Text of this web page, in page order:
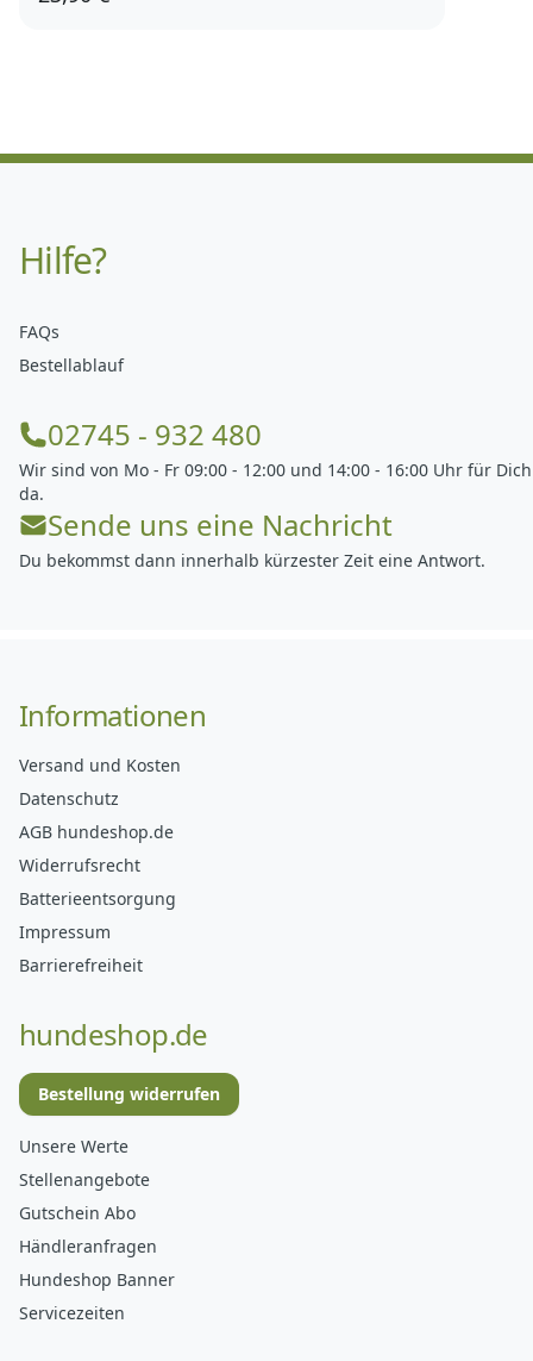
Hilfe?
FAQs
Bestellablauf
02745 - 932 480
Wir sind von Mo - Fr 09:00 - 12:00 und 14:00 - 16:00 Uhr für Dich
da.
Sende uns eine Nachricht
Du bekommst dann innerhalb kürzester Zeit eine Antwort.
Informationen
Versand und Kosten
Datenschutz
AGB hundeshop.de
Widerrufsrecht
Batterieentsorgung
Impressum
Barrierefreiheit
hundeshop.de
Bestellung widerrufen
Unsere Werte
Stellenangebote
Gutschein Abo
Händleranfragen
Hundeshop Banner
Servicezeiten